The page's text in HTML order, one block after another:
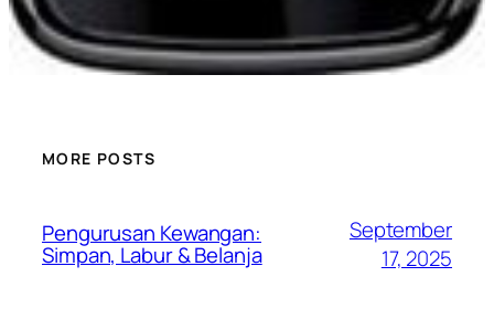
MORE POSTS
Pengurusan Kewangan:
Simpan, Labur & Belanja
September
17, 2025